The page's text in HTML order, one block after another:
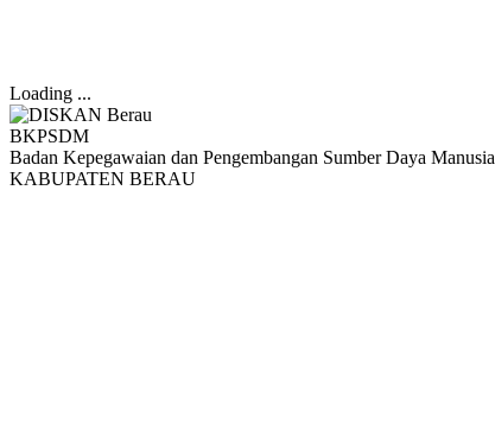
Loading ...
BKPSDM
Badan Kepegawaian dan Pengembangan Sumber Daya Manusia
KABUPATEN BERAU